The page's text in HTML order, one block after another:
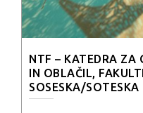
NTF – KATEDRA ZA
IN OBLAČIL,
SOSESKA/SOTESKA